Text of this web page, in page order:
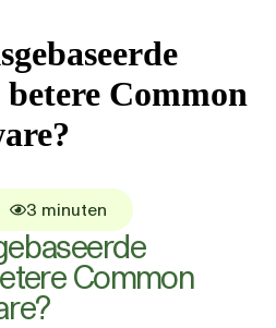
Common
3 minuten
Common